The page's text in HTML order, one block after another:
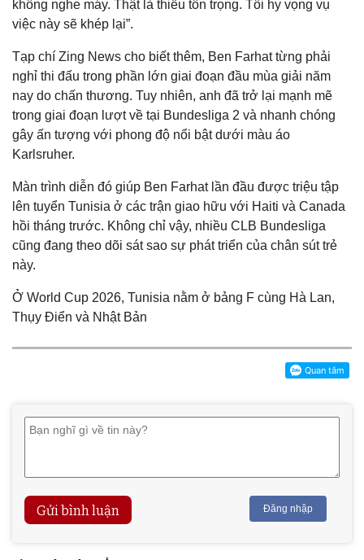
không nghe máy. Thật là thiếu tôn trọng. Tôi hy vọng vụ
việc này sẽ khép lại”.
Tạp chí Zing News cho biết thêm, Ben Farhat từng phải
nghỉ thi đấu trong phần lớn giai đoạn đầu mùa giải năm
nay do chấn thương. Tuy nhiên, anh đã trở lại mạnh mẽ
trong giai đoạn lượt về tại Bundesliga 2 và nhanh chóng
gây ấn tượng với phong độ nổi bật dưới màu áo
Karlsruher.
Màn trình diễn đó giúp Ben Farhat lần đầu được triệu tập
lên tuyển Tunisia ở các trận giao hữu với Haiti và Canada
hồi tháng trước. Không chỉ vậy, nhiều CLB Bundesliga
cũng đang theo dõi sát sao sự phát triển của chân sút trẻ
này.
Ở World Cup 2026, Tunisia nằm ở bảng F cùng Hà Lan,
Thụy Điển và Nhật Bản
Gửi bình luận Đăng nhập